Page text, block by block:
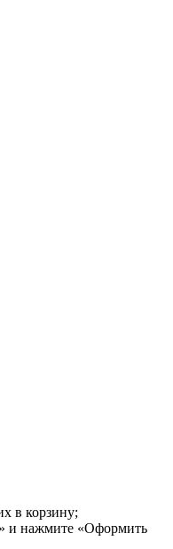
в корзину;
и нажмите «Оформить